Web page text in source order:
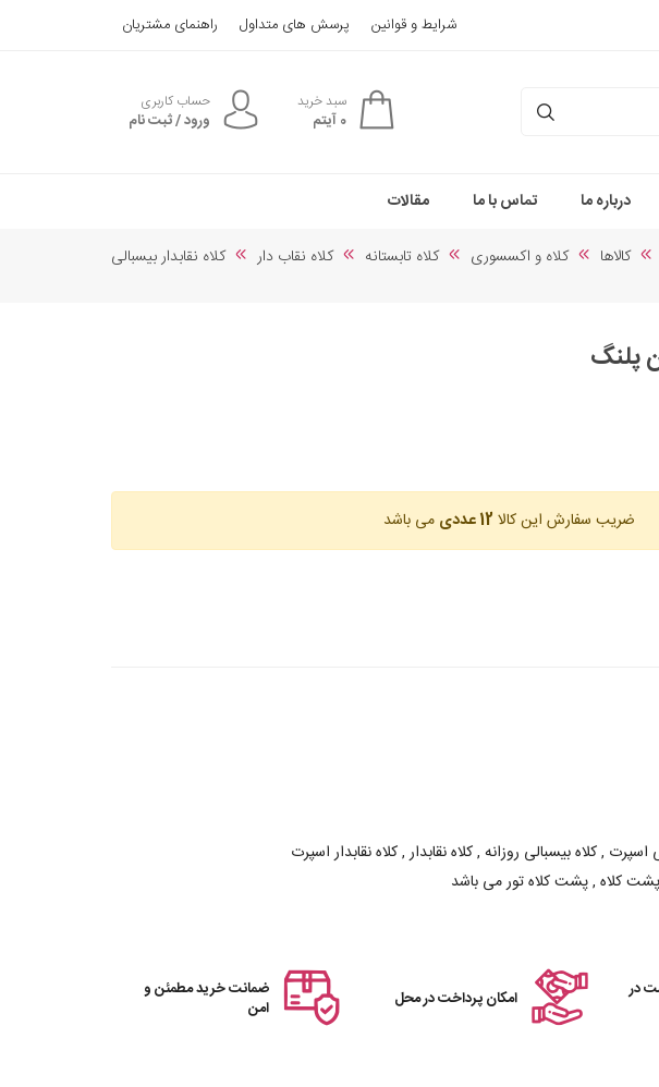
شرایط و قوانین پرسش های متداول راهنمای مشتریان
سبد خرید
0آیتم
حساب کاربری
ورود / ثبت نام
درباره ما تماس با ما مقالات
کالاها کلاه و اکسسوری کلاه تابستانه کلاه نقاب دار کلاه نقابدار بیسبالی
پلنگ
ضریب سفارش این کالا 12 عددی می باشد
اسپرت , کلاه بیسبالی روزانه , کلاه نقابدار , کلاه نقابدار اسپرت
پشت کلاه , پشت کلاه تور می باشد
در
امکان پرداخت در محل
ضمانت خرید مطمئن و
امن